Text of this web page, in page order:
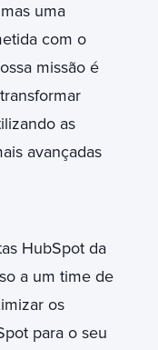
uma
com o
missão é
as
avançadas
HubSpot da
a um time de
os
para o seu